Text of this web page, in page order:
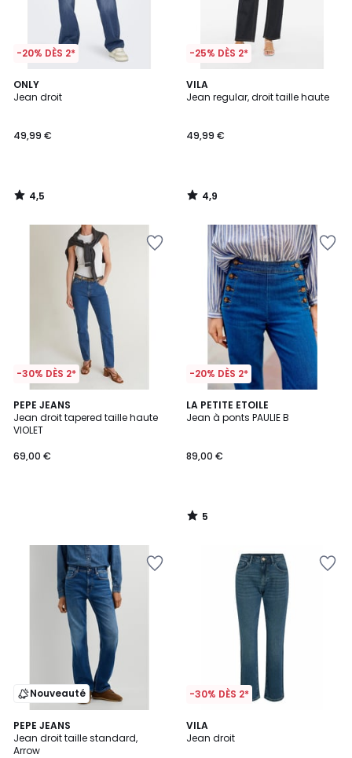
-20% DÈS 2*
ONLY
Jean droit
49,99 €
4,5
/ 5
4,5
/
-25% DÈS 2*
VILA
Jean regular, droit taille haute
49,99 €
4,9
/ 5
4,9
/
-30% DÈS 2*
PEPE JEANS
Jean droit tapered taille haute
VIOLET
69,00 €
-20% DÈS 2*
LA PETITE ETOILE
Jean à ponts PAULIE B
89,00 €
5
/
5
/
Nouveauté
PEPE JEANS
Jean droit taille standard,
Arrow
-30% DÈS 2*
VILA
Jean droit
4,5
/ 5